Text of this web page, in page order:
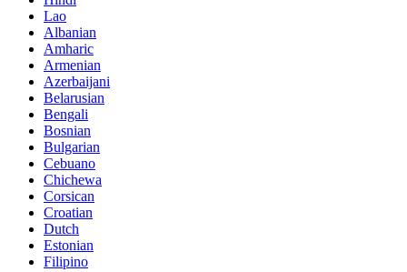
Lao
Albanian
Amharic
Armenian
Azerbaijani
Belarusian
Bengali
Bosnian
Bulgarian
Cebuano
Chichewa
Corsican
Croatian
Dutch
Estonian
Filipino